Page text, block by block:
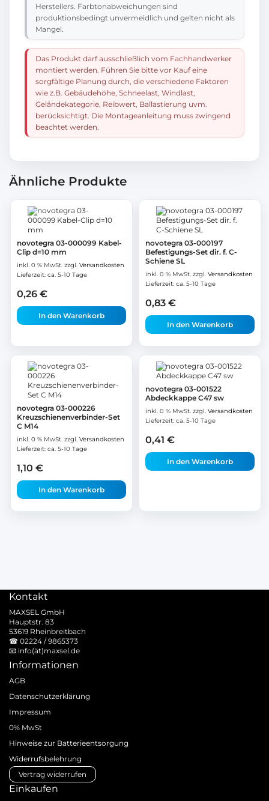
Herstellers. Farbtonabweichungen sind
produktionsbedingt unvermeidlich und gelten nicht als
Mangel.
Das Produkt darf ausschließlich vom Fachhandwerker
montiert werden. Führen Sie bitte vor Kauf eine
sorgfältige Planung durch, die verschiedene Faktoren
wie z.B. Gebäudehöhe, Schneelast, Windlast,
Geländekategorie, Reibwert, Ballastierung uvm.
berücksichtigt. Die Montageanleitung muss zwingend
beachtet werden.
Ähnliche Produkte
novotegra 03-000099 Kabel-
Clip d=10 mm
inkl. 0 % MwSt. zzgl. Versandkosten
Lieferzeit: ca. 5-10 Tage
0,26 €
In den Warenkorb
novotegra 03-000197
Befestigungs-Set dir. f. C-
Schiene SL
inkl. 0 % MwSt. zzgl. Versandkosten
Lieferzeit: ca. 5-10 Tage
0,83 €
In den Warenkorb
novotegra 03-000226
Kreuzschienenverbinder-Set
C M14
inkl. 0 % MwSt. zzgl. Versandkosten
Lieferzeit: ca. 5-10 Tage
1,10 €
In den Warenkorb
novotegra 03-001522
Abdeckkappe C47 sw
inkl. 0 % MwSt. zzgl. Versandkosten
Lieferzeit: ca. 5-10 Tage
0,41 €
In den Warenkorb
Kontakt
MAXSEL GmbH
Hauptstr. 83
53619 Rheinbreitbach
☎ 02224 / 9865373
📧 info(ät)maxsel.de
Informationen
AGB
Datenschutzerklärung
Impressum
0% MwSt
Hinweise zur Batterieentsorgung
Widerrufsbelehrung
Vertrag widerrufen
Einkaufen